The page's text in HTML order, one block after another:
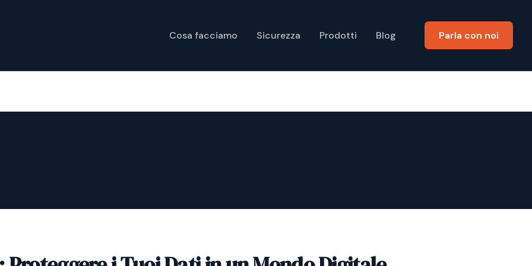
Cosa facciamo Sicurezza Prodotti Blog Parla con noi